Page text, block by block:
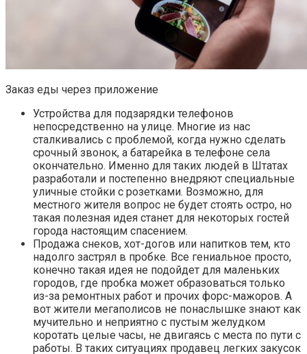
Заказ еды через приложение
Устройства для подзарядки телефонов
непосредственно на улице. Многие из нас
сталкивались с проблемой, когда нужно сделать
срочный звонок, а батарейка в телефоне села
окончательно. Именно для таких людей в Штатах
разработали и постепенно внедряют специальные
уличные стойки с розетками. Возможно, для
местного жителя вопрос не будет стоять остро, но
такая полезная идея станет для некоторых гостей
города настоящим спасением.
Продажа снеков, хот-догов или напитков тем, кто
надолго застрял в пробке. Все гениальное просто,
конечно такая идея не подойдет для маленьких
городов, где пробка может образоваться только
из-за ремонтных работ и прочих форс-мажоров. А
вот жители мегаполисов не понаслышке знают как
мучительно и неприятно с пустым желудком
коротать целые часы, не двигаясь с места по пути с
работы. В таких ситуациях продавец легких закусок